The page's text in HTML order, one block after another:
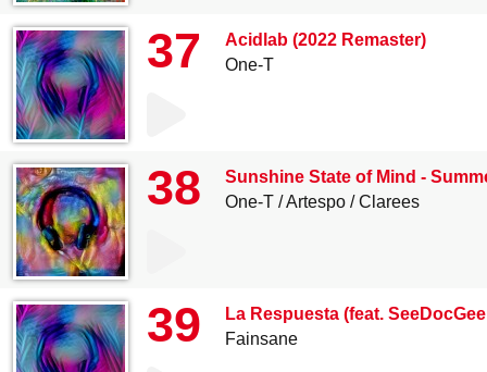
37
Acidlab (2022 Remaster)
One-T
38
Sunshine State of Mind -
One-T
Artespo Clarees
39
La Respuesta (feat.
Fainsane